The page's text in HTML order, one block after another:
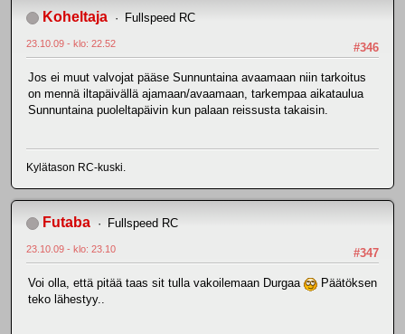
Koheltaja Fullspeed RC
#346
23.10.09 - klo: 22.52
Jos ei muut valvojat pääse Sunnuntaina avaamaan niin tarkoitus
on mennä iltapäivällä ajamaan/avaamaan, tarkempaa aikataulua
Sunnuntaina puoleltapäivin kun palaan reissusta takaisin.
Kylätason RC-kuski.
Futaba Fullspeed RC
#347
23.10.09 - klo: 23.10
Voi olla, että pitää taas sit tulla vakoilemaan Durgaa
Päätöksen
teko lähestyy..